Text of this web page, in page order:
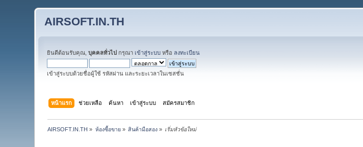
AIRSOFT.IN.TH
ยินดีต้อนรับคุณ,บุคคลทั่วไป กรุณา เข้าสู่ระบบ หรือ ลงทะเบียน
เข้าสู่ระบบด้วยชื่อผู้ใช้ รหัสผ่าน และระยะเวลาในเซสชั่น
หน้าแรก ช่วยเหลือ ค้นหา เข้าสู่ระบบ สมัครสมาชิก
AIRSOFT.IN.TH » ห้องซื้อขาย» สินค้ามือสอง » เริ่มหัวข้อใหม่